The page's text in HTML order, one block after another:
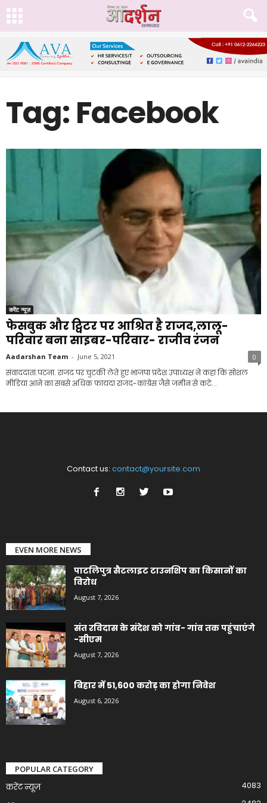
Tag: Facebook
करेंट न्यूज़
फेसबुक और ट्विटर पर आश्रित है राजद,लालू-
परिवार बना साइबर-परिवार- राजीव रंजन
Aadarshan Team - June 5, 2021 0
संवाददाता.पटना. राजद पर चुटकी लेते हुए भाजपा प्रदेश उपाध्यक्ष ने कहा कि सोशल
मीडिया आने का सबसे अधिक फायदा राजद-कांग्रेस जैसे जमीन से कटे...
Contact us: contact@yoursite.com
EVEN MORE NEWS
पाटलिपुत्र सैटलाइट टाउनशिप का किसानों का
विरोध
August 7, 2026
संत रविदास के संदेश को गांव- गांव तक पहुंचाएंगे
-सीएम
August 7, 2026
बिहार में 51,600 करोड़ का होगा निवेश
August 6, 2026
POPULAR CATEGORY
करेंट न्यूज़
4083